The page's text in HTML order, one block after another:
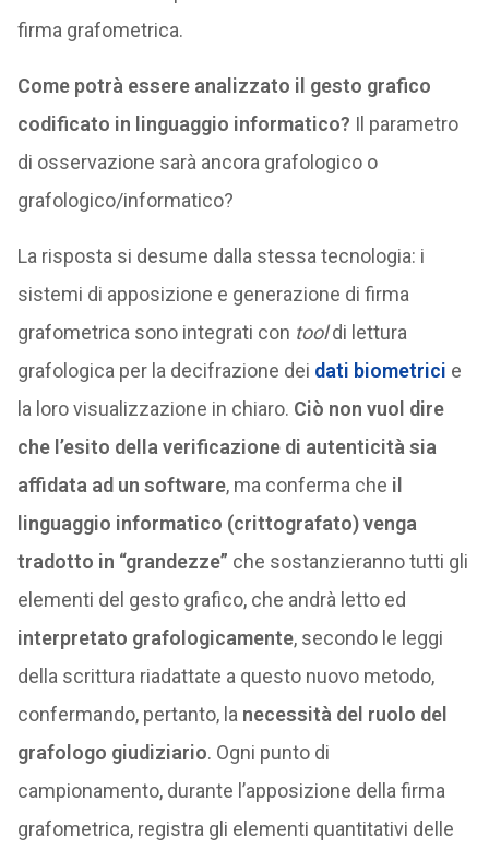
firma grafometrica.
Come potrà essere analizzato il gesto grafico
codificato in linguaggio informatico? Il parametro
di osservazione sarà ancora grafologico o
grafologico/informatico?
La risposta si desume dalla stessa tecnologia: i
sistemi di apposizione e generazione di firma
grafometrica sono integrati con tooldi lettura
grafologica per la decifrazione dei dati biometrici e
la loro visualizzazione in chiaro. Ciò non vuol dire
che l’esito della verificazione di autenticità sia
affidata ad un software, ma conferma che il
linguaggio informatico (crittografato) venga
tradotto in “grandezze” che sostanzieranno tutti gli
elementi del gesto grafico, che andrà letto ed
interpretato grafologicamente, secondo le leggi
della scrittura riadattate a questo nuovo metodo,
confermando, pertanto, la necessità del ruolo del
grafologo giudiziario. Ogni punto di
campionamento, durante l’apposizione della firma
grafometrica, registra gli elementi quantitativi delle